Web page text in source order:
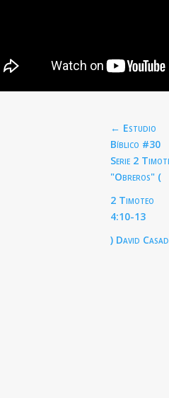
← Estudio
Bíblico #30
Serie 2
"Obreros" (
2 Timoteo
4:10-13
) David